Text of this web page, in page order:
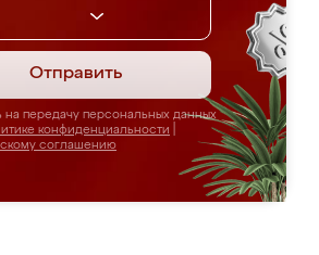
Отправить
передачу персональных данных
конфиденциальности
соглашению